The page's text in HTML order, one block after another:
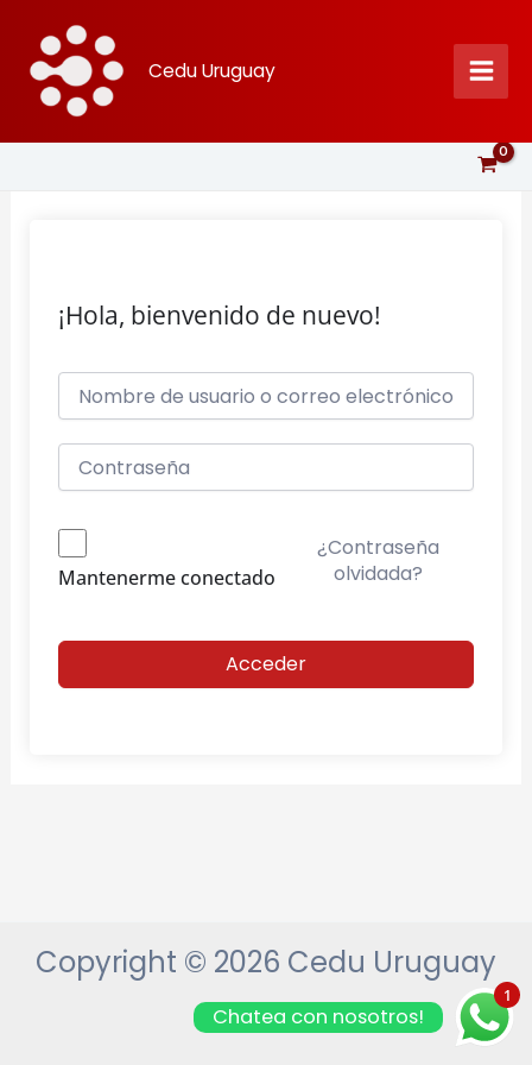
contenido
Cedu Uruguay
¡Hola, bienvenido de nuevo!
Mantenerme conectado
¿Contraseña
olvidada?
Acceder
Copyright © 2026 Cedu Uruguay
1
Chatea con nosotros!